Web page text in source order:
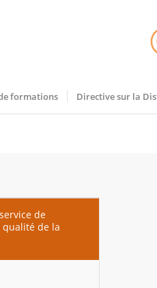
formations Directive sur la
de
qualité de la